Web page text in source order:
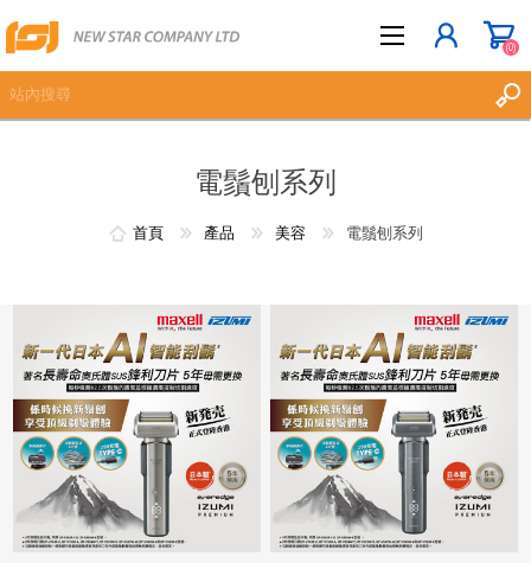
(0)
電鬚刨系列
首頁 產品 美容 電鬚刨系列